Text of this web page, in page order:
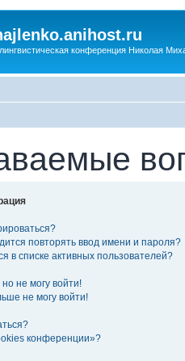
конференция Николая
повторять ввод имени и пароля?
в списке активных пользователей?
не могу войти!
не могу войти!
конференции»?